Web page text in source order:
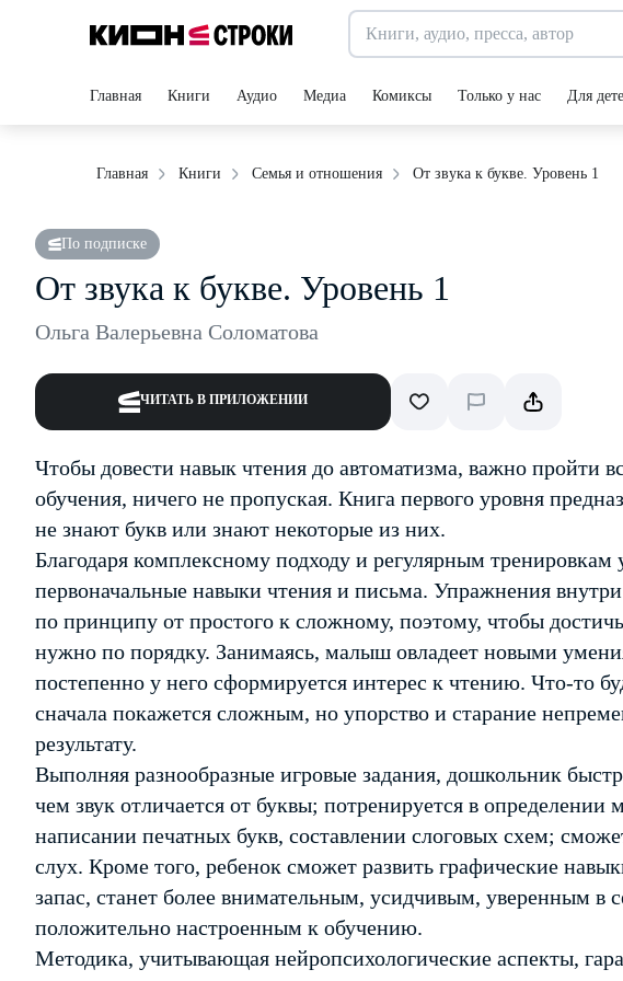
Главная Книги Аудио Медиа Комиксы Только у нас Для
Главная Книги Семья и отношения От звука к букве. Уровень 1
По подписке
От звука к букве. Уровень 1
Ольга Валерьевна Соломатова
ЧИТАТЬ В ПРИЛОЖЕНИИ
Чтобы довести навык чтения до автоматизма, важно пройти
обучения, ничего не пропуская. Книга первого уровня
не знают букв или знают некоторые из них.
Благодаря комплексному подходу и регулярным
первоначальные навыки чтения и письма. Упражнения
по принципу от простого к сложному, поэтому, чтобы
нужно по порядку. Занимаясь, малыш овладеет новыми
постепенно у него сформируется интерес к чтению. Что-то
сначала покажется сложным, но упорство и старание
результату.
Выполняя разнообразные игровые задания, дошкольник
чем звук отличается от буквы; потренируется в определении
написании печатных букв, составлении слоговых схем;
слух. Кроме того, ребенок сможет развить графические
запас, станет более внимательным, усидчивым, уверенным в
положительно настроенным к обучению.
Методика, учитывающая нейропсихологические аспекты,